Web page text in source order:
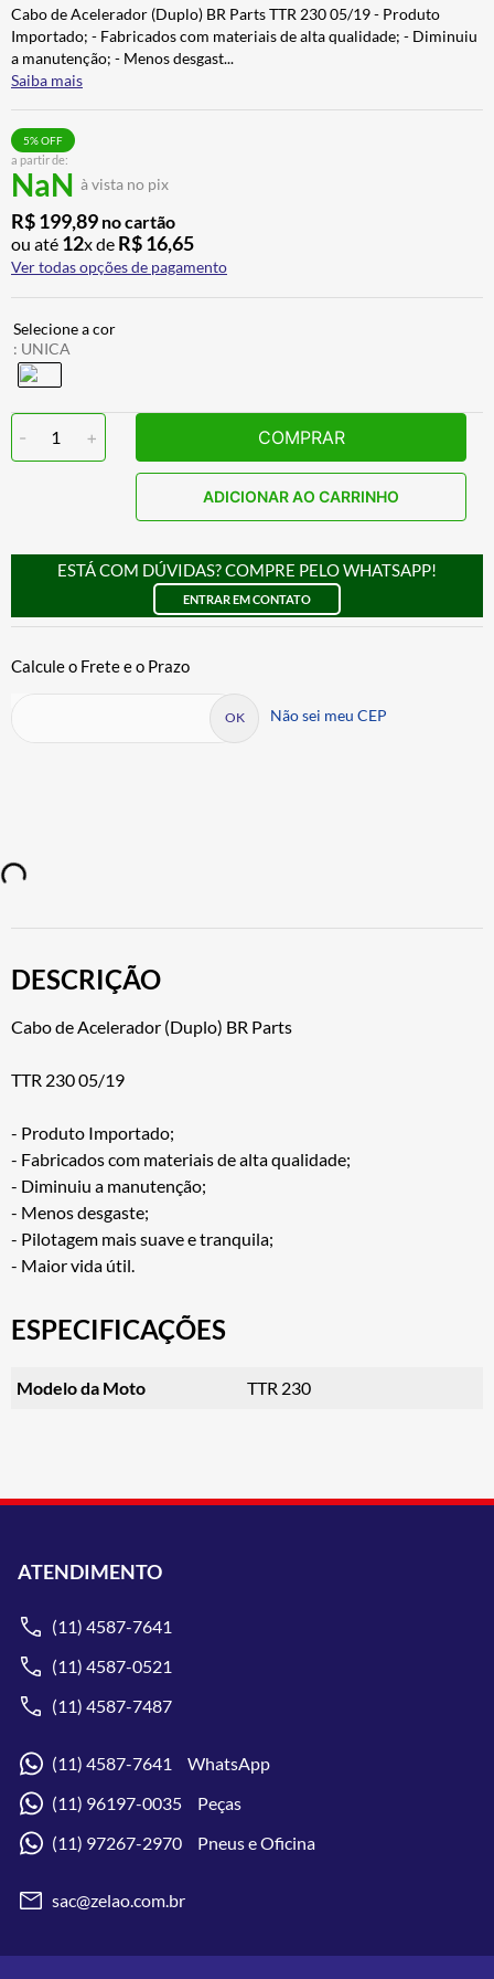
Cabo de Acelerador (Duplo) BR Parts TTR 230 05/19 - Produto
Importado; - Fabricados com materiais de alta qualidade; - Diminuiu
a manutenção; - Menos desgast...
Saiba mais
a partir de:
NaN à vista no pix
5% OFF
R$199,89 no cartão
ou até 12x de R$16,65
Ver todas opções de pagamento
: UNICA
- 1 + COMPRAR
ADICIONAR AO CARRINHO
ESTÁ COM DÚVIDAS? COMPRE PELO WHATSAPP!
ENTRAR EM CONTATO
Não sei meu CEP
DESCRIÇÃO
Cabo de Acelerador (Duplo) BR Parts
TTR 230 05/19
- Produto Importado;
- Fabricados com materiais de alta qualidade;
- Diminuiu a manutenção;
- Menos desgaste;
- Pilotagem mais suave e tranquila;
- Maior vida útil.
ESPECIFICAÇÕES
Modelo da Moto TTR 230
ATENDIMENTO
(11) 4587-7641
(11) 4587-0521
(11) 4587-7487
(11) 4587-7641 WhatsApp
(11) 96197-0035 Peças
(11) 97267-2970 Pneus e Oficina
sac@zelao.com.br
7º ALPINESTAR
8º CALÇA
9º BOTAS
10º